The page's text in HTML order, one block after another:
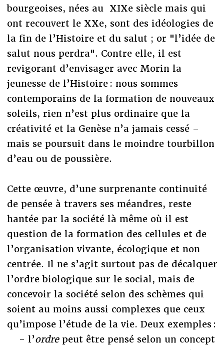
bourgeoises, nées au XIXe siècle mais qui
ont recouvert le XXe, sont des idéologies de
la fin de l’Histoire et du salut ; or "l’idée de
salut nous perdra". Contre elle, il est
revigorant d’envisager avec Morin la
jeunesse de l’Histoire : nous sommes
contemporains de la formation de nouveaux
soleils, rien n’est plus ordinaire que la
créativité et la Genèse n’a jamais cessé –
mais se poursuit dans le moindre tourbillon
d’eau ou de poussière.
Cette œuvre, d’une surprenante continuité
de pensée à travers ses méandres, reste
hantée par la société là même où il est
question de la formation des cellules et de
l’organisation vivante, écologique et non
centrée. Il ne s’agit surtout pas de décalquer
l’ordre biologique sur le social, mais de
concevoir la société selon des schèmes qui
soient au moins aussi complexes que ceux
qu’impose l’étude de la vie. Deux exemples :
- l’ordrepeut être pensé selon un concept